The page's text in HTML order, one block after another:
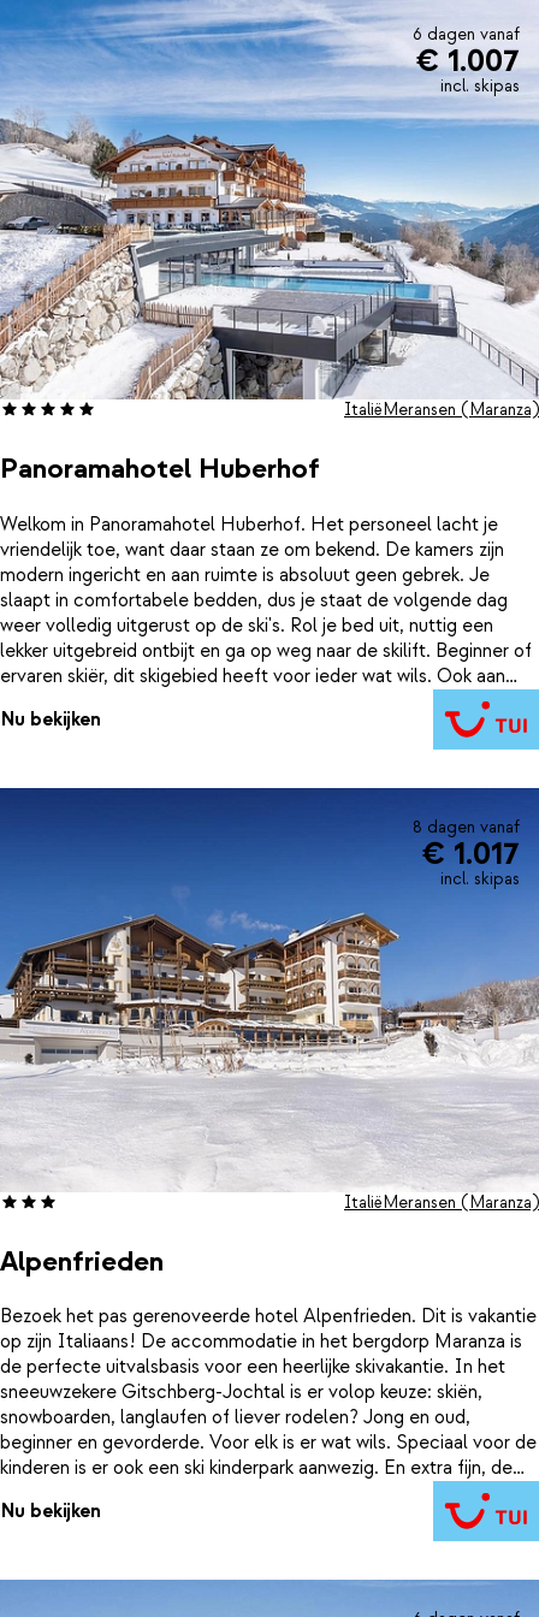
6 dagen vanaf
€ 1.007
incl. skipas
Panoramahotel Huberhof
ItaliëMeransen (Maranza)
Welkom in Panoramahotel Huberhof. Het personeel lacht je
vriendelijk toe, want daar staan ze om bekend. De kamers zijn
modern ingericht en aan ruimte is absoluut geen gebrek. Je
slaapt in comfortabele bedden, dus je staat de volgende dag
weer volledig uitgerust op de ski's. Rol je bed uit, nuttig een
lekker uitgebreid ontbijt en ga op weg naar de skilift. Beginner of
ervaren skiër, dit skigebied heeft voor ieder wat wils. Ook aan
tafel zal het je aan niets ontbreken. Wie overdag flink in de
benen gaat, lust tenslotte wel wat lekkers. Een uitgebreid en
heerlijk 4-gangen keuzemenu staat 's avonds op je te wachten.
en kom bij van weer een intensieve dag. Die vier sterren die
Panoramahotel Huberhof draagt, zijn wat ons betreft dik
Nu bekijken
8 dagen vanaf
€ 1.017
incl. skipas
Alpenfrieden
Italië Meransen (Maranza)
Bezoek het pas gerenoveerde hotel Alpenfrieden. Dit is vakantie
op zijn Italiaans! De accommodatie in het bergdorp Maranza is
de perfecte uitvalsbasis voor een heerlijke skivakantie. In het
sneeuwzekere Gitschberg-Jochtal is er volop keuze: skiën,
snowboarden, langlaufen of liever rodelen? Jong en oud,
beginner en gevorderde. Voor elk is er wat wils. Speciaal voor de
kinderen is er ook een ski kinderpark aanwezig. En extra fijn, de
lift met aansluiting tot het hele skigebied, vind je vlakbij het
hotel. Je kunt terug skiën tot de voordeur en daarna lekker
opwarmen bij de openhaard of nog even in de Finse sauna. En
Nu bekijken